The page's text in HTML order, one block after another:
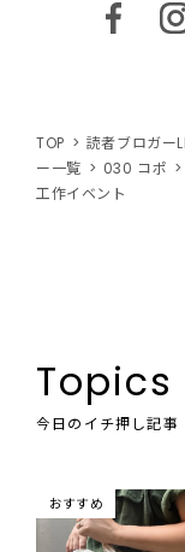
TOP 読者ブロガー
ー一覧
030 コポ
工作イベント
Topics
今日のイチ押し記事
おすすめ